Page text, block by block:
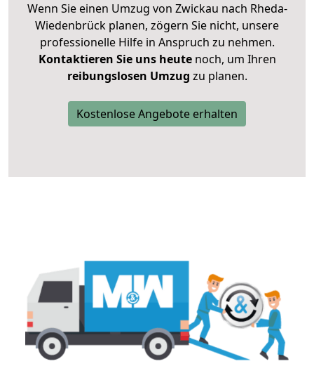
Wenn Sie einen Umzug von Zwickau nach Rheda-
Wiedenbrück planen, zögern Sie nicht, unsere
professionelle Hilfe in Anspruch zu nehmen.
Kontaktieren Sie uns heutenoch, um Ihren
reibungslosen Umzug zu planen.
Kostenlose Angebote erhalten